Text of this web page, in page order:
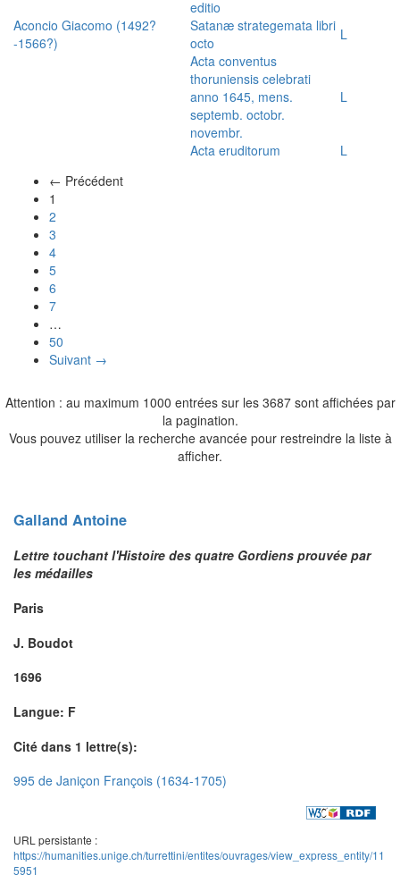
editio
Aconcio Giacomo (1492?
-1566?)
Satanæ strategemata libri
octo
L
Acta conventus
thoruniensis celebrati
anno 1645, mens.
septemb. octobr.
novembr.
L
Acta eruditorum
L
← Précédent
1
2
3
4
5
6
7
…
50
Suivant →
Attention : au maximum 1000 entrées sur les 3687 sont affichées par
la pagination.
Vous pouvez utiliser la recherche avancée pour restreindre la liste à
afficher.
Galland Antoine
Lettre touchant l'Histoire des quatre Gordiens prouvée par
les médailles
Paris
J. Boudot
1696
Langue: F
Cité dans 1 lettre(s):
995 de Janiçon François (1634-1705)
URL persistante :
https://humanities.unige.ch/turrettini/entites/ouvrages/view_express_entity/11
5951